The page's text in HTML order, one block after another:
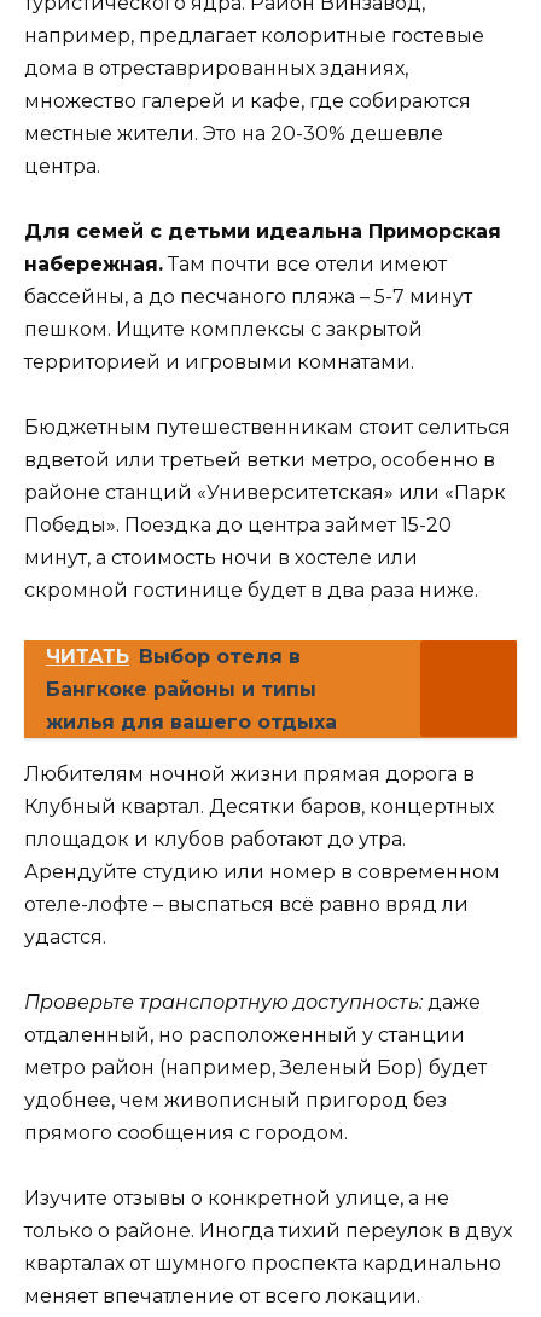
например, предлагает колоритные гостевые
дома в отреставрированных зданиях,
множество галерей и кафе, где собираются
местные жители. Это на 20-30% дешевле
центра.
Для семей с детьми идеальна Приморская
набережная.Там почти все отели имеют
бассейны, а до песчаного пляжа – 5-7 минут
пешком. Ищите комплексы с закрытой
территорией и игровыми комнатами.
Бюджетным путешественникам стоит селиться
вдветой или третьей ветки метро, особенно в
районе станций «Университетская» или «Парк
Победы». Поездка до центра займет 15-20
минут, а стоимость ночи в хостеле или
скромной гостинице будет в два раза ниже.
ЧИТАТЬ Выбор отеля в
Бангкоке районы и типы
жилья для вашего отдыха
Любителям ночной жизни прямая дорога в
Клубный квартал. Десятки баров, концертных
площадок и клубов работают до утра.
Арендуйте студию или номер в современном
отеле-лофте – выспаться всё равно вряд ли
удастся.
Проверьте транспортную доступность:даже
отдаленный, но расположенный у станции
метро район (например, Зеленый Бор) будет
удобнее, чем живописный пригород без
прямого сообщения с городом.
Изучите отзывы о конкретной улице, а не
только о районе. Иногда тихий переулок в двух
кварталах от шумного проспекта кардинально
меняет впечатление от всего локации.